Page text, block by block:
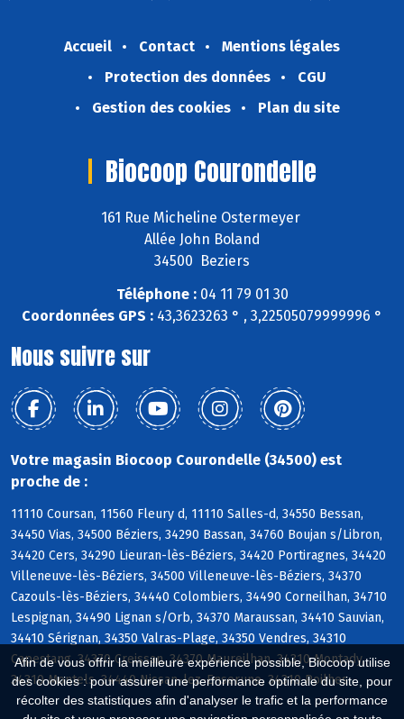
Afin de vous offrir la meilleure expérience possible, Biocoop utilise
des cookies : pour assurer une performance optimale du site, pour
récolter des statistiques afin d'analyser le trafic et la performance
Accueil Contact
Mentions légales
Protection des données
CGU
Gestion des cookies
Plan du site
Biocoop Courondelle
161 Rue Micheline Ostermeyer
Allée John Boland
34500 Beziers
Téléphone :04 11 79 01 30
Coordonnées GPS : 43,3623263 ° , 3,22505079999996 °
Nous suivre sur
Votre magasin Biocoop Courondelle (34500) est
proche de :
11110 Coursan, 11560 Fleury d, 11110 Salles-d, 34550 Bessan,
34450 Vias, 34500 Béziers, 34290 Bassan, 34760 Boujan s/Libron,
34420 Cers, 34290 Lieuran-lès-Béziers, 34420 Portiragnes, 34420
Villeneuve-lès-Béziers, 34500 Villeneuve-lès-Béziers, 34370
Cazouls-lès-Béziers, 34440 Colombiers, 34490 Corneilhan, 34710
Lespignan, 34490 Lignan s/Orb, 34370 Maraussan, 34410 Sauvian,
34410 Sérignan, 34350 Valras-Plage, 34350 Vendres, 34310
Capestang, 34370 Creissan, 34370 Maureilhan, 34310 Montady,
34310 Montels, 34440 Nissan-lez-Enserune, 34310 Poilhes